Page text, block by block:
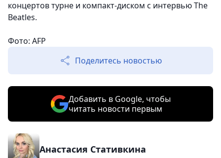
концертов турне и компакт-диском с интервью The
Beatles.
Фото: AFP
Поделитесь новостью
Добавить в Google, чтобы
читать новости первым
Анастасия Стативкина